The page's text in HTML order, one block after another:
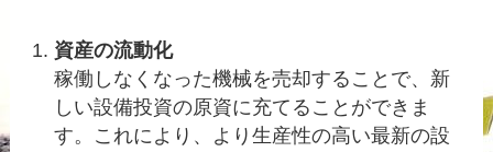
資産の流動化
稼働しなくなった機械を売却することで、新
しい設備投資の原資に充てることができま
す。これにより、より生産性の高い最新の設